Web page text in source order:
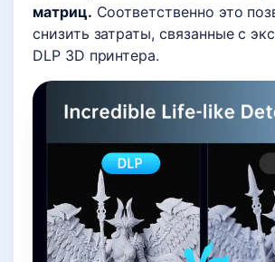
матриц. Соответственно это
снизить затраты, связанные с
DLP 3D принтера.